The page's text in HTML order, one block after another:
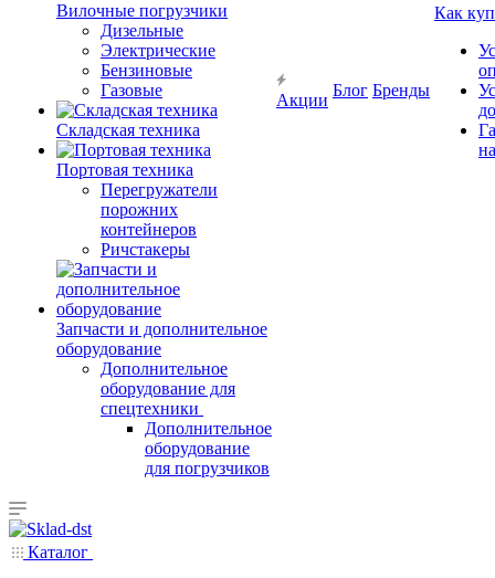
Вилочные погрузчики
Дизельные
Электрические
Бензиновые
Газовые
Складская техника
Портовая техника
Перегружатели
порожних
контейнеров
Ричстакеры
Запчасти и дополнительное
оборудование
Дополнительное
оборудование для
спецтехники
Дополнительное
оборудование
для погрузчиков
Акции
Блог Бренды
Как
Каталог